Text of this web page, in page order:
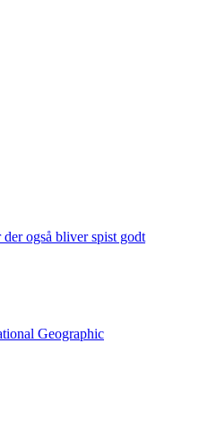
også bliver spist godt
Geographic